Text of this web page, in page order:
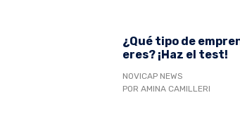
¿Qué tipo de
eres? ¡Haz el test!
NOVICAP NEWS
POR AMINA CAMILLERI